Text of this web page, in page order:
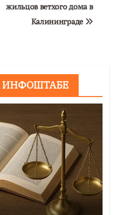
жильцов ветхого дома в
Калининграде
ИНФОШТАБЕ